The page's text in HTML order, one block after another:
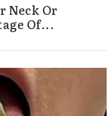
Neck Or
Of...